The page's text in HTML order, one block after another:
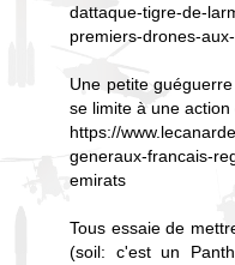
dattaque-tigre-de-
premiers-drones-
Une petite
se limite à une action
https://
generaux-francais-
emirats
Tous essaie de
(soil: c'est un